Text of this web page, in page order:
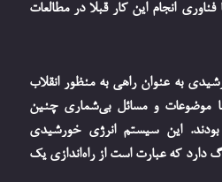
انجام این کار قبلا در مطالعات
به عنوان راهی به منظور انقلاب
موضوعات و مسائل بی‌شماری چنین
این سیستم انرژی خورشیدی
دارد که عبارت است از راه‌اندازی یک